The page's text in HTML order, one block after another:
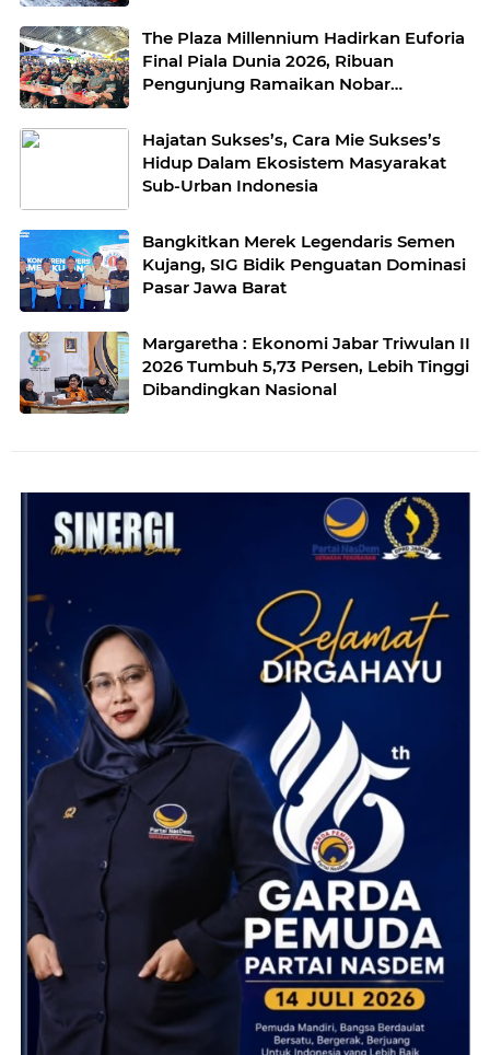
The Plaza Millennium Hadirkan Euforia
Final Piala Dunia 2026, Ribuan
Pengunjung Ramaikan Nobar
Hajatan Sukses’s, Cara Mie Sukses’s
Hidup Dalam Ekosistem Masyarakat
Sub-Urban Indonesia
Bangkitkan Merek Legendaris Semen
Kujang, SIG Bidik Penguatan Dominasi
Pasar Jawa Barat
Margaretha : Ekonomi Jabar Triwulan II
2026 Tumbuh 5,73 Persen, Lebih Tinggi
Dibandingkan Nasional